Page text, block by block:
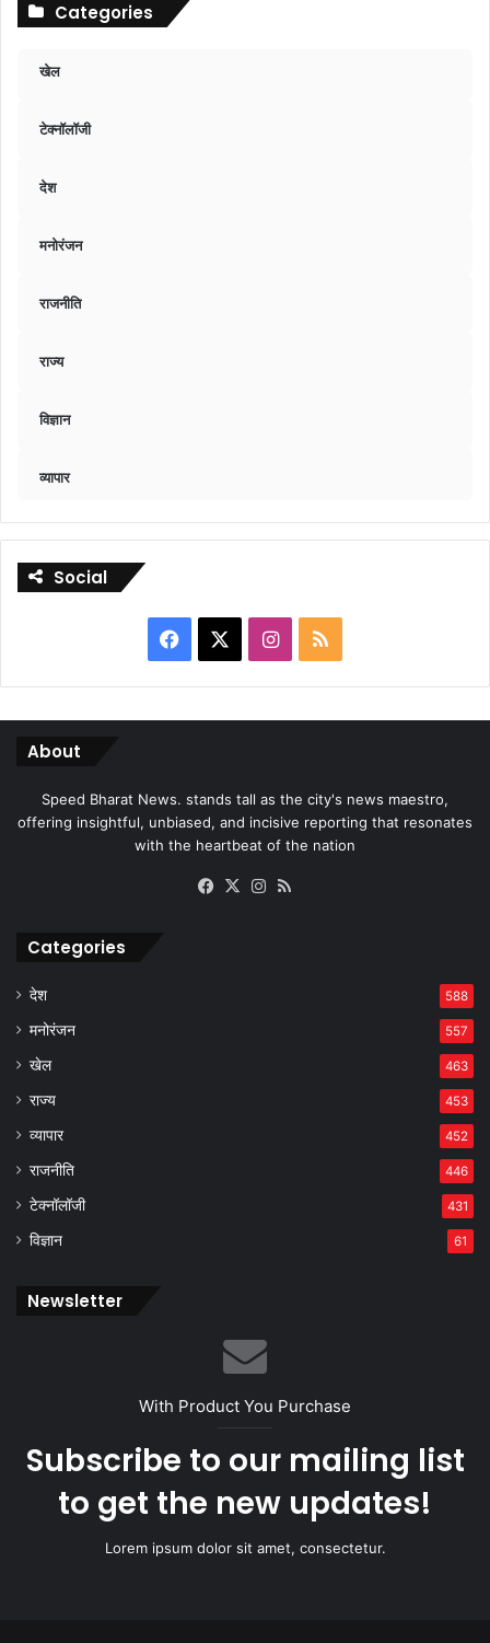
Categories
खेल
टेक्नॉलॉजी
देश
मनोरंजन
राजनीति
राज्य
विज्ञान
व्यापार
Social
Facebook Instagram
RSS
About
Speed Bharat News. stands tall as the city's news maestro,
offering insightful, unbiased, and incisive reporting that resonates
with the heartbeat of the nation
Facebook
X Instagram
Categories
देश 588
मनोरंजन 557
खेल 463
राज्य 453
व्यापार 452
राजनीति 446
टेक्नॉलॉजी 431
विज्ञान 61
Newsletter
With Product You Purchase
Subscribe to our mailing list
to get the new updates!
Lorem ipsum dolor sit amet, consectetur.